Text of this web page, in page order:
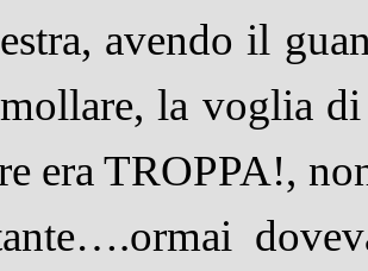
avendo il
la voglia
era TROPPA!,